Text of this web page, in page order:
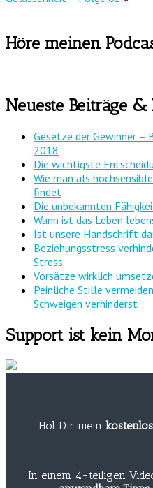
Höre meinen
Neueste Beiträge &
Gesetze der Gewinner –
2018
Die wichtigste
Wie man als
findet
Die unbekannten
Wann ist das Leben
Ist unsere Handschrift
Beziehungsstress
Stress
Vorsätze wirklich
Peinliche Stille
Schweigen verhinderst
Support ist kein
Hol Dir mein
In einem 4-teiligen